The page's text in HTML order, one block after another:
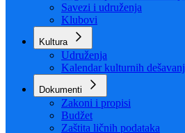
Sport u BPK
Zakoni i propisi
Registar sportskih udruženja
Savezi i udruženja
Klubovi
Udruženja
Kalendar kulturnih dešavanja
Dokumenti